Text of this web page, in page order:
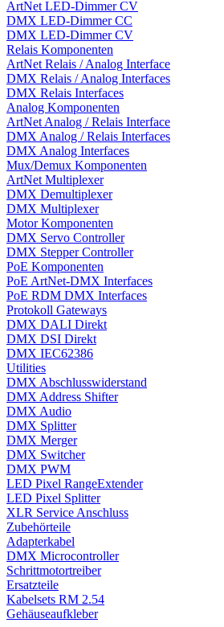
ArtNet LED-Dimmer CV
DMX LED-Dimmer CC
DMX LED-Dimmer CV
Relais Komponenten
ArtNet Relais / Analog Interface
DMX Relais / Analog Interfaces
DMX Relais Interfaces
Analog Komponenten
ArtNet Analog / Relais Interface
DMX Analog / Relais Interfaces
DMX Analog Interfaces
Mux/Demux Komponenten
ArtNet Multiplexer
DMX Demultiplexer
DMX Multiplexer
Motor Komponenten
DMX Servo Controller
DMX Stepper Controller
PoE Komponenten
PoE ArtNet-DMX Interfaces
PoE RDM DMX Interfaces
Protokoll Gateways
DMX DALI Direkt
DMX DSI Direkt
DMX IEC62386
Utilities
DMX Abschlusswiderstand
DMX Address Shifter
DMX Audio
DMX Splitter
DMX Merger
DMX Switcher
DMX PWM
LED Pixel RangeExtender
LED Pixel Splitter
XLR Service Anschluss
Zubehörteile
Adapterkabel
DMX Microcontroller
Schrittmotortreiber
Ersatzteile
Kabelsets RM 2.54
Gehäuseaufkleber